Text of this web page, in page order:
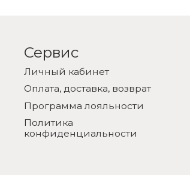
Сервис
Личный кабинет
Оплата, доставка, возврат
Программа лояльности
Политика
конфиденциальности